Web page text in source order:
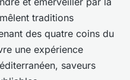
traditions
des quatre coins du
une expérience
saveurs